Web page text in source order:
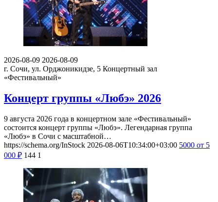
2026-08-09 2026-08-09
г. Сочи, ул. Орджоникидзе, 5 Концертный зал
«Фестивальный»
Концерт группы «Любэ» 2026
9 августа 2026 года в концертном зале «Фестивальный»
состоится концерт группы «Любэ». Легендарная группа
«Любэ» в Сочи с масштабной…
https://schema.org/InStock 2026-08-06T10:34:00+03:00 5000 от 5
000 ₽ 144 1